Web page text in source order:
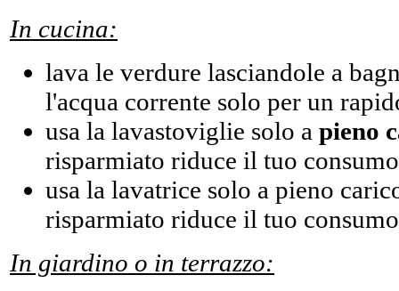
In cucina:
lava le verdure lasciandole a
l'acqua corrente solo per un
usa la lavastoviglie solo a pieno
risparmiato riduce il tuo
usa la lavatrice solo a pieno
risparmiato riduce il tuo
In giardino o in terrazzo: